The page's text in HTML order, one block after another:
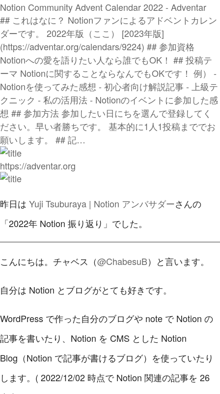
Notion Community Advent Calendar 2022 - Adventar
## これはなに？ Notionファンによるアドベントカレン
ダーです。 2022年版（ここ） [2023年版]
(https://adventar.org/calendars/9224) ## 参加資格
Notionへの愛を語りたい人なら誰でもOK！ ## 投稿テ
ーマ Notionに関することならなんでもOKです！ 例） -
Notionを使ってみた感想 - 初心者向け解説記事 - 上級テ
クニック - 私の活用法 - Notionのイベントに参加した感
想 ## 参加方法 参加したい日にちを選んで登録してく
ださい。早い者勝ちです。 基本的に1人1投稿まででお
願いします。 ## 記…
https://adventar.org
昨日は Yuji Tsuburaya | Notion アンバサダーさんの
「2022年 Notion 振り返り」でした。
こんにちは。チャベス（@ChabesuB）と言います。
自分は Notion とブログがとても好きです。
WordPress で作った自分のブログや note で Notion の
記事を書いたり、Notion を CMS とした Notion
Blog（Notion で記事が書けるブログ）を使っていたり
します。( 2022/12/02 時点で Notion 関連の記事を 26